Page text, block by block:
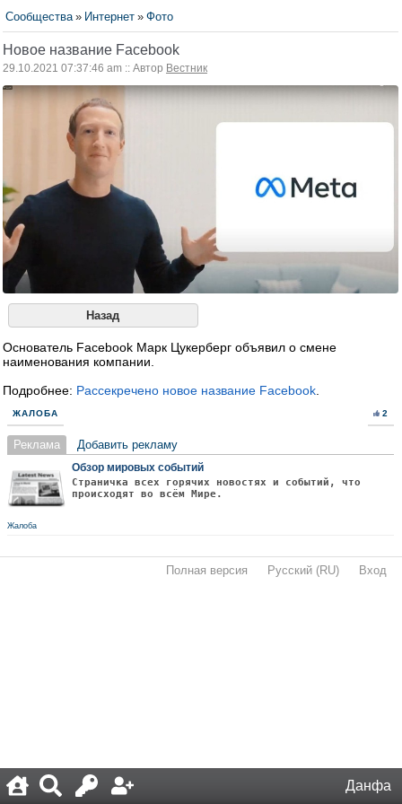
Данфа
Сообщества » Интернет » Фото
Новое название Facebook
29.10.2021 07:37:46 am :: Автор Вестник
Назад
Основатель Facebook Марк Цукерберг объявил о смене
наименования компании.
Подробнее: Рассекречено новое название Facebook
ЖАЛОБА 2
Реклама Добавить рекламу
Обзор мировых событий
Страничка всех горячих новостях и событий, что
происходят во всём Мире.
Жалоба
Полная версия Русский (RU) Вход